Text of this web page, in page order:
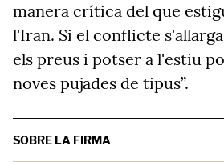
manera crítica del que
l'Iran. Si el conflicte
els preus i potser a l'estiu
noves pujades de tipus”.
SOBRE LA FIRMA